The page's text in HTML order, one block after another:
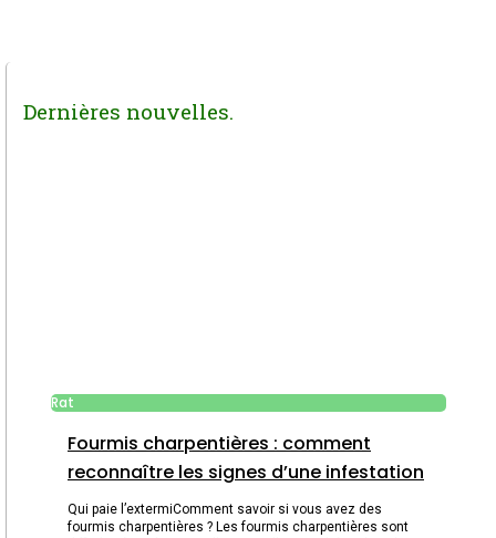
Dernières nouvelles.
Rat
Fourmis charpentières : comment
reconnaître les signes d’une infestation
Qui paie l’extermiComment savoir si vous avez des
fourmis charpentières ? Les fourmis charpentières sont